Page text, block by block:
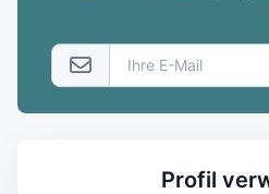
Profil